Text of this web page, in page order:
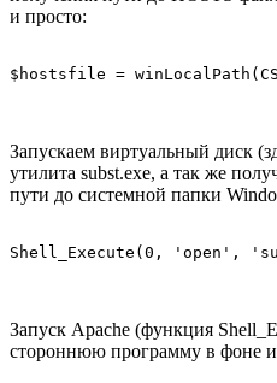
и просто:
$hostsfile =
Запускаем виртуальный диск
утилита subst.exe, а так же
пути до системной папки
Shell_Execute(0, 'open',
Запуск Apache (функция
стороннюю программу в фоне и